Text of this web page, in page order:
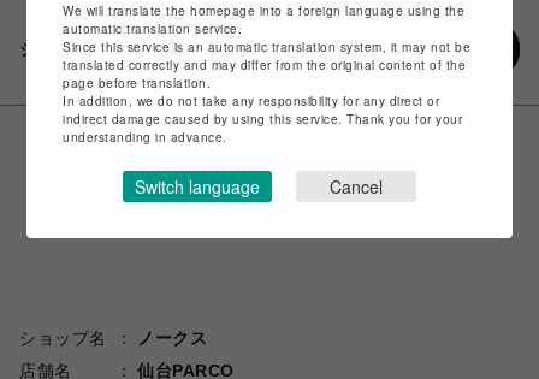
シェアする
ショップ名
ノークス
店舗名
仙台PARCO
We will translate the homepage into a foreign language using the
automatic translation service.
Since this service is an automatic translation system, it may not be
translated correctly and may differ from the original content of the
page before translation.
In addition, we do not take any responsibility for any direct or
indirect damage caused by using this service. Thank you for your
understanding in advance.
Switch language Cancel